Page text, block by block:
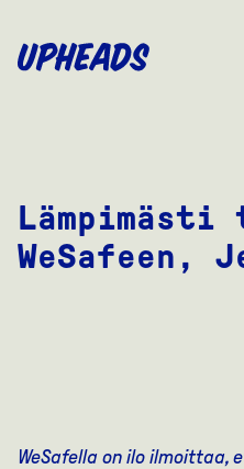
WeSafeen,
WeSafella on ilo ilmoittaa,